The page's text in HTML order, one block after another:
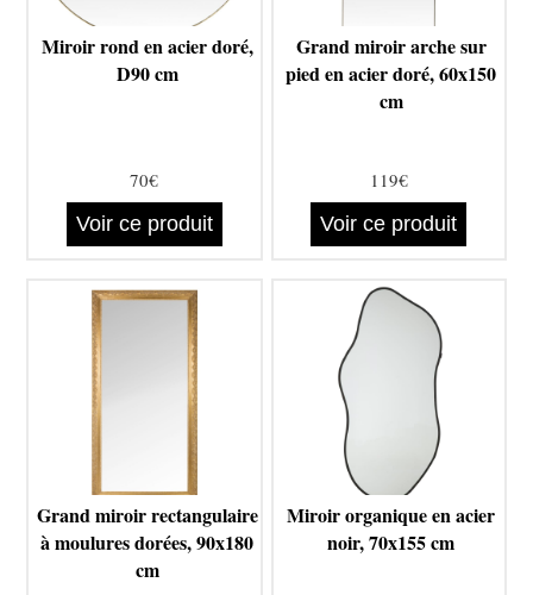
Miroir rond en acier doré,
D90 cm
70€
Voir ce produit
Grand miroir arche sur
pied en acier doré, 60x150
cm
119€
Voir ce produit
Grand miroir rectangulaire
à moulures dorées, 90x180
cm
Miroir organique en acier
noir, 70x155 cm